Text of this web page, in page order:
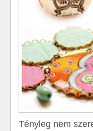
Tényleg nem